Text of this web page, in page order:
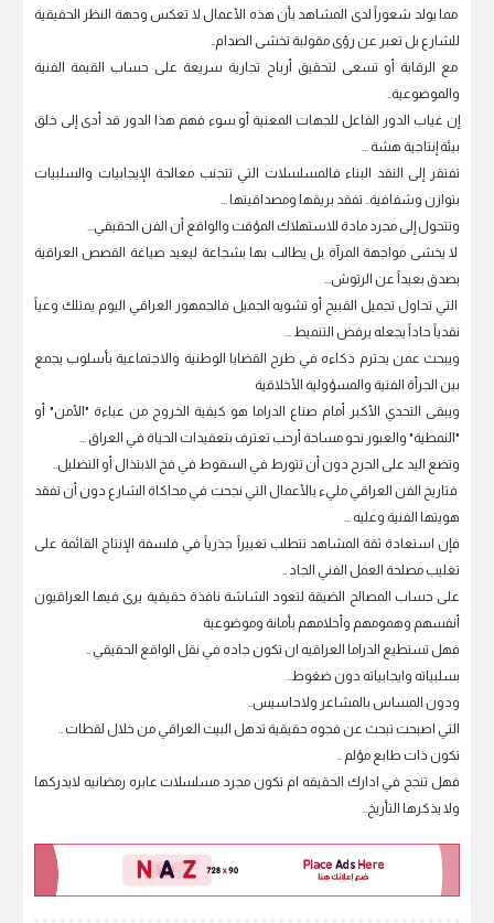
مما يولد شعوراً لدى المشاهد بأن هذه الأعمال لا تعكس وجهة النظر الحقيقية
للشارع بل تعبر عن رؤى مقولبة تخشى الصدام..
مع الرقابة أو تسعى لتحقيق أرباح تجارية سريعة على حساب القيمة الفنية
والموضوعية..
إن غياب الدور الفاعل للجهات المعنية أو سوء فهم هذا الدور قد أدى إلى خلق
بيئة إنتاجية هشة ...
تفتقر إلى النقد البناء فالمسلسلات التي تتجنب معالجة الإيجابيات والسلبيات
بتوازن وشفافية.. تفقد بريقها ومصداقيتها ...
وتتحول إلى مجرد مادة للاستهلاك المؤقت والواقع أن الفن الحقيقي...
لا يخشى مواجهة المرآة بل يطالب بها بشجاعة ليعيد صياغة القصص العراقية
بصدق بعيداً عن الرتوش...
التي تحاول تجميل القبيح أو تشويه الجميل فالجمهور العراقي اليوم يمتلك وعياً
نقدياً حاداً يجعله يرفض التنميط ...
ويبحث عمن يحترم ذكاءه في طرح القضايا الوطنية والاجتماعية بأسلوب يجمع
بين الجرأة الفنية والمسؤولية الأخلاقية
ويبقى التحدي الأكبر أمام صناع الدراما هو كيفية الخروج من عباءة "الأمن" أو
"النمطية" والعبور نحو مساحة أرحب تعترف بتعقيدات الحياة في العراق ...
وتضع اليد على الجرح دون أن تتورط في السقوط في فخ الابتذال أو التضليل..
فتاريخ الفن العراقي مليء بالأعمال التي نجحت في محاكاة الشارع دون أن تفقد
هويتها الفنية وعليه ...
فإن استعادة ثقة المشاهد تتطلب تغييراً جذرياً في فلسفة الإنتاج القائمة على
تغليب مصلحة العمل الفني الجاد ..
على حساب المصالح الضيقة لتعود الشاشة نافذة حقيقية يرى فيها العراقيون
أنفسهم وهمومهم وأحلامهم بأمانة وموضوعية
فهل تستطيع الدراما العراقيه ان تكون جاده في نقل الواقع الحقيقي ..
بسلبياته وايجابياته دون ضغوط..
ودون المساس بالمشاعر ولاحاسيس..
التي اصبحت تبحث عن فجوه حقيقية تدهل البيت العراقي من خلال لقطات ..
تكون ذات طابع مؤلم ..
فهل تنجح في ادارك الحقيقه ام تكون مجرد مسلسلات عابره رمضانيه لايدركها
ولا يذكرها التأريخ..